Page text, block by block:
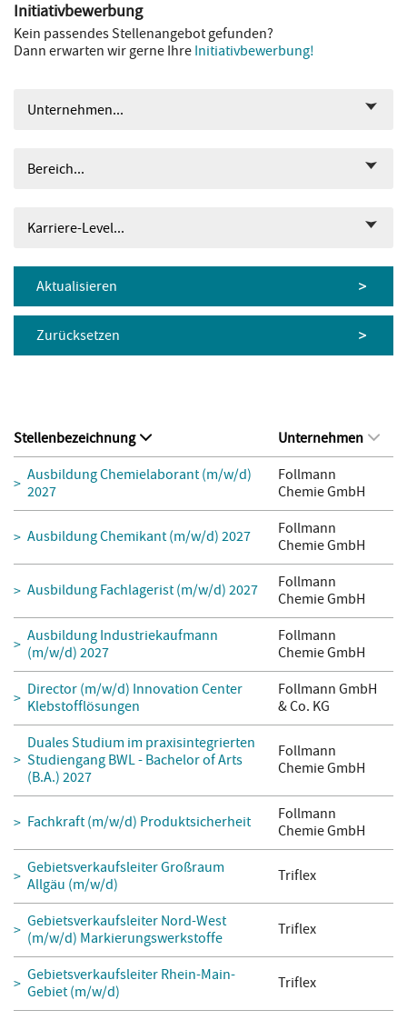
Unternehmen...
Bereich...
Karriere-Level...
Aktualisieren
Zurücksetzen
Initiativbewerbung
Kein passendes Stellenangebot gefunden?
Dann erwarten wir gerne Ihre Initiativbewerbung!
Stellenbezeichnung
Unternehmen
Ausbildung Chemielaborant (m/w/d)
2027
Follmann
Chemie GmbH
Ausbildung Chemikant (m/w/d) 2027
Follmann
Chemie GmbH
Ausbildung Fachlagerist (m/w/d) 2027
Follmann
Chemie GmbH
Ausbildung Industriekaufmann
(m/w/d) 2027
Follmann
Chemie GmbH
Director (m/w/d) Innovation Center
Klebstofflösungen
Follmann GmbH
& Co. KG
Duales Studium im praxisintegrierten
Studiengang BWL - Bachelor of Arts
(B.A.) 2027
Follmann
Chemie GmbH
Fachkraft (m/w/d) Produktsicherheit
Follmann
Chemie GmbH
Gebietsverkaufsleiter Großraum
Allgäu (m/w/d)
Triflex
Gebietsverkaufsleiter Nord-West
(m/w/d) Markierungswerkstoffe
Triflex
Gebietsverkaufsleiter Rhein-Main-
Gebiet (m/w/d)
Triflex